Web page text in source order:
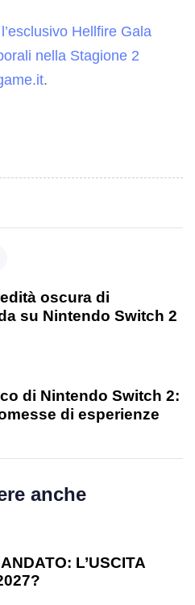
Hellfire Gala
nella Stagione 2
.
oscura di
su Nintendo Switch 2
di Nintendo Switch 2:
di esperienze
anche
L’USCITA